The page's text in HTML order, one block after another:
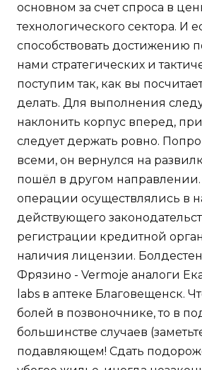
основном за счет спроса в
технологического сектора. И
способствовать достижению
нами стратегических и
поступим так, как вы
делать. Для выполнения
наклонить корпус вперед,
следует держать ровно.
всеми, он вернулся на
пошёл в другом
операции осуществлялись в
действующего
регистрации кредитной
наличия лицензии.
Фрязино - Vermoje аналоги
labs в аптеке Благовещенск.
болей в позвоночнике, то в
большинстве случаев
подавляющем! Сдать